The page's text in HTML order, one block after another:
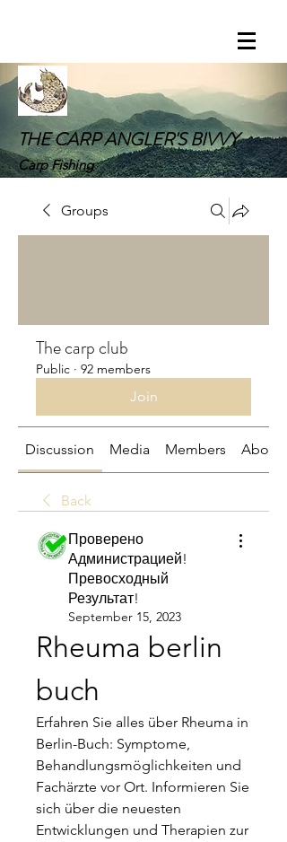
THE CARP ANGLER'S BIVVY
Carp Fishing
Groups
The carp club
Public · 92 members
Join
Discussion Media Members About
Back
Проверено
Администрацией!
Превосходный
Результат!
September 15, 2023
Rheuma berlin
buch
Erfahren Sie alles über Rheuma in
Berlin-Buch: Symptome,
Behandlungsmöglichkeiten und
Fachärzte vor Ort. Informieren Sie
sich über die neuesten
Entwicklungen und Therapien zur